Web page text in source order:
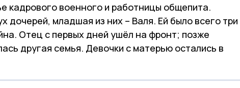
кадрового военного и работницы общепита.
дочерей, младшая из них – Валя. Ей было всего три
Отец с первых дней ушёл на фронт; позже
другая семья. Девочки с матерью остались в